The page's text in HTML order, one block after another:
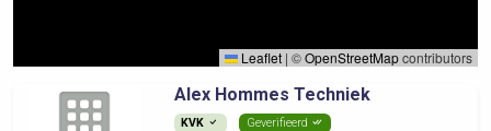
Leaflet | ©OpenStreetMapcontributors
Alex Hommes Techniek
KVK Geverifieerd